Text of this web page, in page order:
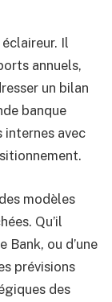
Il
annuels,
un bilan
banque
internes avec
modèles
Qu’il
Bank, ou d’une
prévisions
des